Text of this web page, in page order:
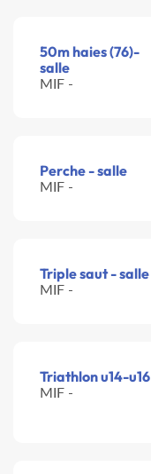
50m haies (76)-
salle
MIF -
Perche - salle
MIF -
Triple saut - salle
MIF -
Triathlon u14-u16
MIF -